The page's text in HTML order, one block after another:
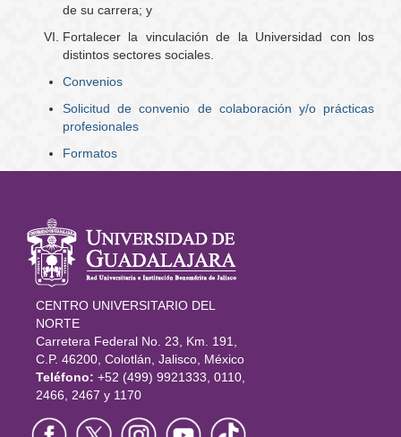
de su carrera; y
Fortalecer la vinculación de la Universidad con los
distintos sectores sociales.
Convenios
Solicitud de convenio de colaboración y/o prácticas
profesionales
Formatos
Información
del portal
CENTRO UNIVERSITARIO DEL
NORTE
Carretera Federal No. 23, Km. 191,
C.P. 46200, Colotlán, Jalisco, México
Teléfono: +52 (499) 9921333, 0110,
2466, 2467 y 1170